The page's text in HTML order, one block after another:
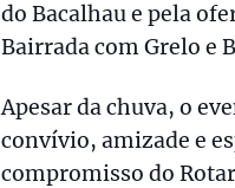
do Bacalhau e pela
Bairrada com Grelo e
Apesar da chuva, o
convívio, amizade e
compromisso do